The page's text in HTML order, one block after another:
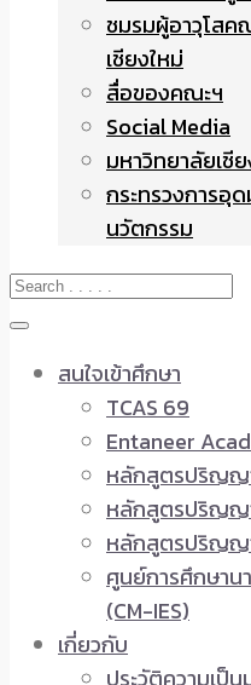
ชมรมผู้อาวุโสค
เชียงใหม่
สื่อของคณะฯ
Social Media
มหาวิทยาลัยเชี
กระทรวงการอุ
นวัตกรรม
สนใจเข้าศึกษา
TCAS 69
Entaneer
หลักสูตรปริญญ
หลักสูตรปริญญ
หลักสูตรปริญญ
ศูนย์การศึกษาน
(CM-IES)
เกี่ยวกับ
ประวัติความเป็น